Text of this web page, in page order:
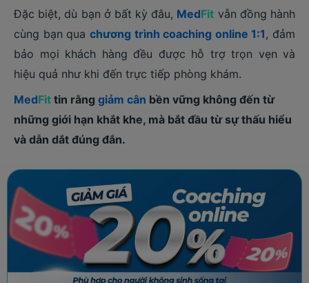
Đặc biệt, dù bạn ở bất kỳ đâu, MedFit vẫn đồng hành
cùng bạn qua chương trình coaching online 1:1 , đảm
bảo mọi khách hàng đều được hỗ trợ trọn vẹn và
hiệu quả như khi đến trực tiếp phòng khám.
MedFit tin rằng giảm cân bền vững không đến từ
những giới hạn khắt khe, mà bắt đầu từ sự thấu hiểu
và dẫn dắt đúng đắn.